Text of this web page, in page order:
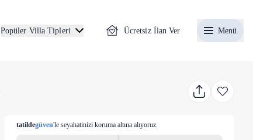
Popüler Villa Tipleri Ücretsiz İlan Ver Menü
tatildegüven'le seyahatinizi koruma altına alıyoruz.